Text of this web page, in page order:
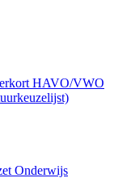
HAVO/VWO
Onderwijs